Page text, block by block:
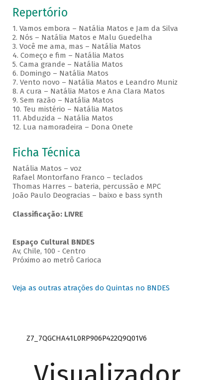
Repertório
1. Vamos embora – Natália Matos e Jam da Silva
2. Nós – Natália Matos e Malu Guedelha
3. Você me ama, mas – Natália Matos
4. Começo e fim – Natália Matos
5. Cama grande – Natália Matos
6. Domingo – Natália Matos
7. Vento novo – Natália Matos e Leandro Muniz
8. A cura – Natália Matos e Ana Clara Matos
9. Sem razão – Natália Matos
10. Teu mistério – Natália Matos
11. Abduzida – Natália Matos
12. Lua namoradeira – Dona Onete
Ficha Técnica
Natália Matos – voz
Rafael Montorfano Franco – teclados
Thomas Harres – bateria, percussão e MPC
João Paulo Deogracias – baixo e bass synth
Classificação: LIVRE
Espaço Cultural BNDES
Av, Chile, 100 - Centro
Próximo ao metrô Carioca
Veja as outras atrações do Quintas no BNDES
Z7_7QGCHA41L0RP906P422Q9Q01V6